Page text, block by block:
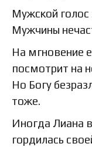
Мужской голос
Мужчины
На мгновение
посмотрит на
Но Богу
тоже.
Иногда Лиана
гордилась